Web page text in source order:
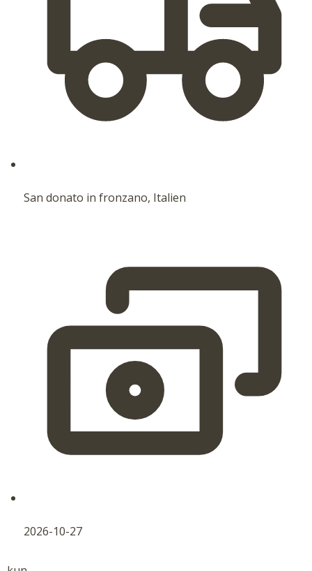
San donato in fronzano, Italien
2026-10-27